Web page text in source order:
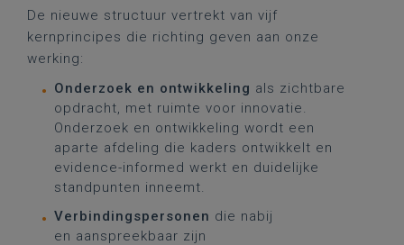
De nieuwe structuur vertrekt van vijf
kernprincipes die richting geven aan onze
werking:
Onderzoek en ontwikkeling als zichtbare
opdracht, met ruimte voor innovatie.
Onderzoek en ontwikkeling wordt een
aparte afdeling die kaders ontwikkelt en
evidence-informed werkt en duidelijke
standpunten inneemt.
Verbindingspersonen die nabij
en aanspreekbaar zijn